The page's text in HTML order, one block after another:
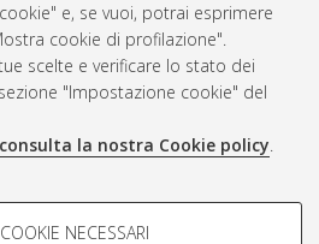
e, se vuoi, potrai esprimere
cookie di profilazione".
scelte e verificare lo stato dei
"Impostazione cookie" del
consulta la nostra Cookie policy.
-
NECESSARI